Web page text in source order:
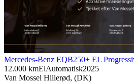
Mercedes-Benz EQB250+ EL
12.000 kmElAutomatisk2025
Van Mossel Hillerød, (DK)